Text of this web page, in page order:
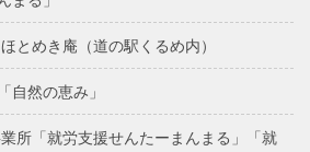
とめき庵（道の駅くるめ内）
自然の恵み」
所「就労支援せんたーまんまる」「就